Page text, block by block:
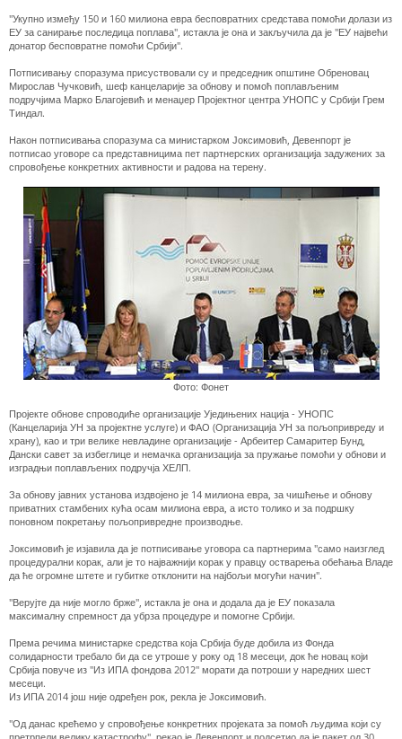
"Укупно између 150 и 160 милиона евра бесповратних средстава помоћи долази из
ЕУ за санирање последица поплава", истакла је она и закључила да је "ЕУ највећи
донатор бесповратне помоћи Србији".
Потписивању споразума присуствовали су и председник општине Обреновац
Мирослав Чучковић, шеф канцеларије за обнову и помоћ поплављеним
подручјима Марко Благојевић и менаџер Пројектног центра УНОПС у Србији Грем
Тиндал.
Након потписивања споразума са министарком Јоксимовић, Девенпорт је
потписао уговоре са представницима пет партнерских организација задужених за
спровођење конкретних активности и радова на терену.
Фото: Фонет
Пројекте обнове спроводиће организације Уједињених нација - УНОПС
(Канцеларија УН за пројектне услуге) и ФАО (Организација УН за пољопривреду и
храну), као и три велике невладине организације - Арбеитер Самаритер Бунд,
Дански савет за избеглице и немачка организација за пружање помоћи у обнови и
изградњи поплављених подручја ХЕЛП.
За обнову јавних установа издвојено је 14 милиона евра, за чишћење и обнову
приватних стамбених кућа осам милиона евра, а исто толико и за подршку
поновном покретању пољопривредне производње.
Јоксимовић је изјавила да је потписивање уговора са партнерима "само наизглед
процедурални корак, али је то најважнији корак у правцу остварења обећања Владе
да ће огромне штете и губитке отклонити на најбољи могући начин".
"Верујте да није могло брже", истакла је она и додала да је ЕУ показала
максималну спремност да убрза процедуре и помогне Србији.
Према речима министарке средства која Србија буде добила из Фонда
солидарности требало би да се утроше у року од 18 месеци, док ће новац који
Србија повуче из "Из ИПА фондова 2012" морати да потроши у наредних шест
месеци.
Из ИПА 2014 још није одређен рок, рекла је Јоксимовић.
"Од данас крећемо у спровођење конкретних пројеката за помоћ људима који су